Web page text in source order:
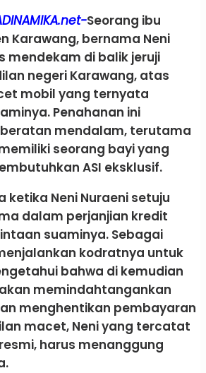
Seorang ibu
Karawang, bernama Neni
mendekam di balik jeruji
negeri Karawang, atas
mobil yang ternyata
Penahanan ini
mendalam, terutama
seorang bayi yang
ASI eksklusif.
ketika Neni Nuraeni setuju
dalam perjanjian kredit
suaminya. Sebagai
kodratnya untuk
bahwa di kemudian
memindahtangankan
menghentikan pembayaran
macet, Neni yang tercatat
harus menanggung